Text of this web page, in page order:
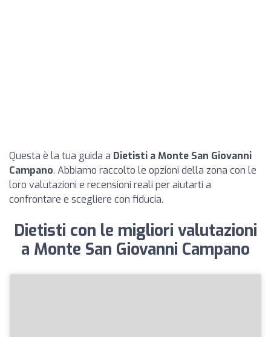
Questa è la tua guida a Dietisti a Monte San Giovanni
Campano. Abbiamo raccolto le opzioni della zona con le
loro valutazioni e recensioni reali per aiutarti a
confrontare e scegliere con fiducia.
Dietisti con le migliori valutazioni
a Monte San Giovanni Campano